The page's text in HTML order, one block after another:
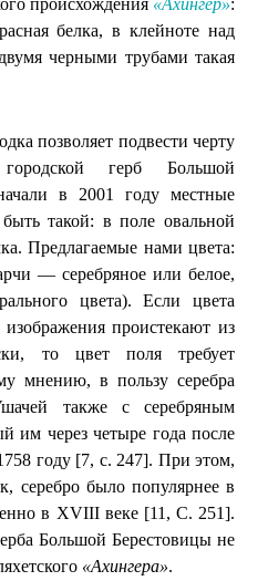
белка, в клейноте над
черными трубами такая
позволяет подвести черту
герб Большой
в 2001 году местные
такой: в поле овальной
Предлагаемые нами цвета:
— серебряное или белое,
цвета). Если цвета
изображения проистекают из
то цвет поля требует
мнению, в пользу серебра
также с серебряным
им через четыре года после
году [7, с. 247]. При этом,
серебро было популярнее в
в XVIII веке [11, С. 251].
Большой Берестовицы не
«Ахингера».